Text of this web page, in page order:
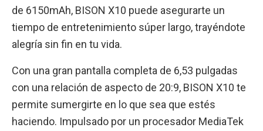
de 6150mAh, BISON X10 puede asegurarte un
tiempo de entretenimiento súper largo, trayéndote
alegría sin fin en tu vida.
Con una gran pantalla completa de 6,53 pulgadas
con una relación de aspecto de 20:9, BISON X10 te
permite sumergirte en lo que sea que estés
haciendo. Impulsado por un procesador MediaTek